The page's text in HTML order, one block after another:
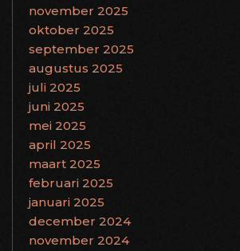
november 2025
oktober 2025
september 2025
augustus 2025
juli 2025
juni 2025
mei 2025
april 2025
maart 2025
februari 2025
januari 2025
december 2024
november 2024